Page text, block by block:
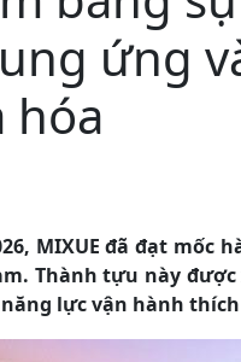
ứng
hóa
MIXUE đã đạt
Thành tựu này
lực vận hành